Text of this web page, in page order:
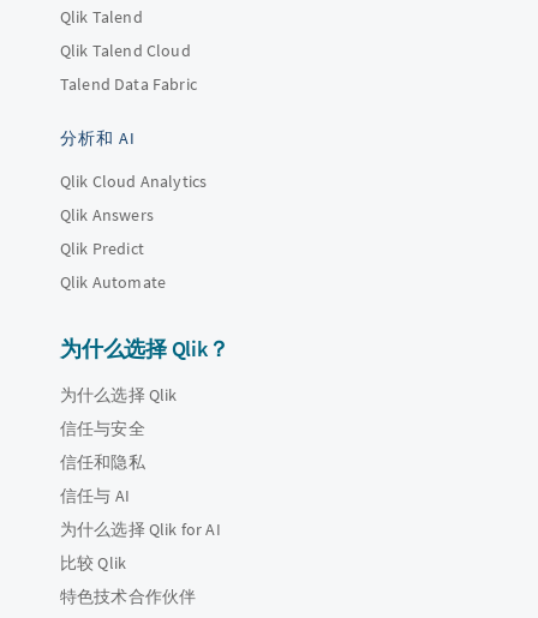
Qlik Talend
Qlik Talend Cloud
Talend Data Fabric
分析和 AI
Qlik Cloud Analytics
Qlik Answers
Qlik Predict
Qlik Automate
为什么选择 Qlik？
为什么选择 Qlik
信任与安全
信任和隐私
信任与 AI
为什么选择 Qlik for AI
比较 Qlik
特色技术合作伙伴